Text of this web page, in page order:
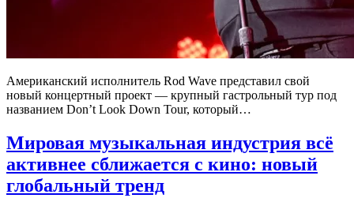
Американский исполнитель Rod Wave представил свой
новый концертный проект — крупный гастрольный тур под
названием Don’t Look Down Tour, который…
Мировая музыкальная индустрия всё
активнее сближается с кино: новый
глобальный тренд